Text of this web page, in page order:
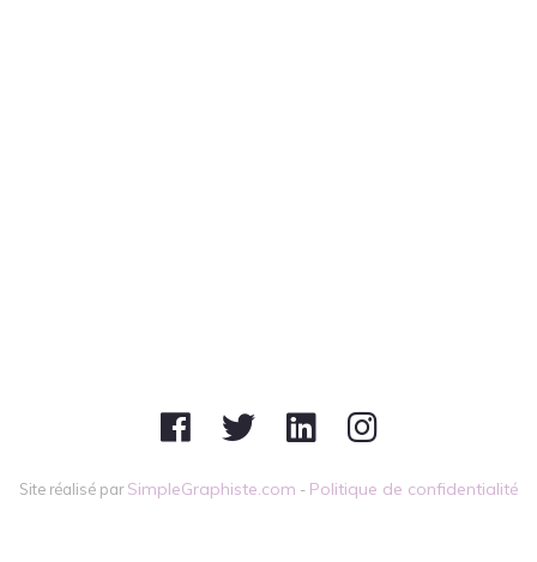
Site réalisé parSimpleGraphiste.com - Politique de confidentialité